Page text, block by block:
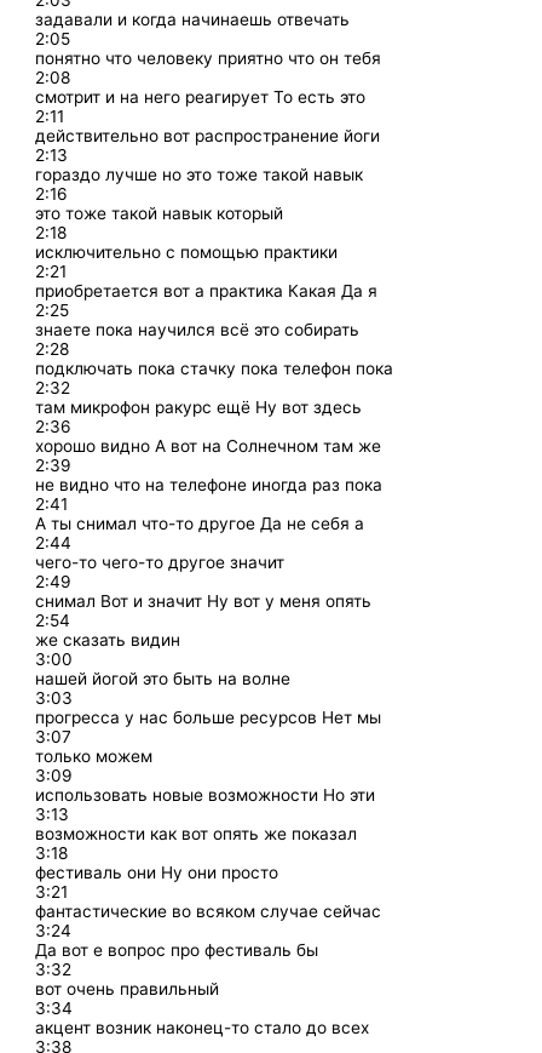
задавали и когда начинаешь отвечать
2:05
понятно что человеку приятно что он тебя
2:08
смотрит и на него реагирует То есть это
2:11
действительно вот распространение йоги
2:13
гораздо лучше но это тоже такой навык
2:16
это тоже такой навык который
2:18
исключительно с помощью практики
2:21
приобретается вот а практика Какая Да я
2:25
знаете пока научился всё это собирать
2:28
подключать пока стачку пока телефон пока
2:32
там микрофон ракурс ещё Ну вот здесь
2:36
хорошо видно А вот на Солнечном там же
2:39
не видно что на телефоне иногда раз пока
2:41
А ты снимал что-то другое Да не себя а
2:44
чего-то чего-то другое значит
2:49
снимал Вот и значит Ну вот у меня опять
2:54
же сказать видин
3:00
нашей йогой это быть на волне
3:03
прогресса у нас больше ресурсов Нет мы
3:07
только можем
3:09
использовать новые возможности Но эти
3:13
возможности как вот опять же показал
3:18
фестиваль они Ну они просто
3:21
фантастические во всяком случае сейчас
3:24
Да вот е вопрос про фестиваль бы
3:32
вот очень правильный
3:34
акцент возник наконец-то стало до всех
3:38